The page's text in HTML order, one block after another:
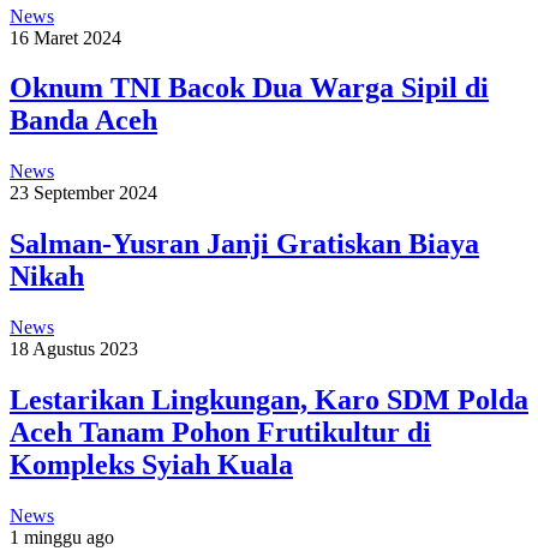
News
16 Maret 2024
Oknum TNI Bacok Dua Warga Sipil di
Banda Aceh
News
23 September 2024
Salman-Yusran Janji Gratiskan Biaya
Nikah
News
18 Agustus 2023
Lestarikan Lingkungan, Karo SDM Polda
Aceh Tanam Pohon Frutikultur di
Kompleks Syiah Kuala
News
1 minggu ago